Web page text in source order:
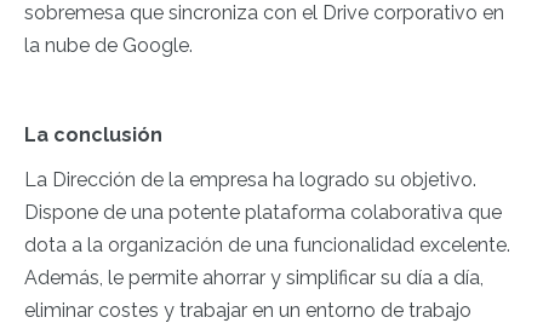
sobremesa que sincroniza con el Drive corporativo en
la nube de Google.
La conclusión
La Dirección de la empresa ha logrado su objetivo.
Dispone de una potente plataforma colaborativa que
dota a la organización de una funcionalidad excelente.
Además, le permite ahorrar y simplificar su día a día,
eliminar costes y trabajar en un entorno de trabajo